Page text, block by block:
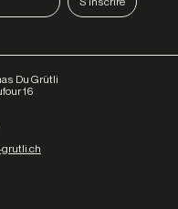
Du Grütli
16